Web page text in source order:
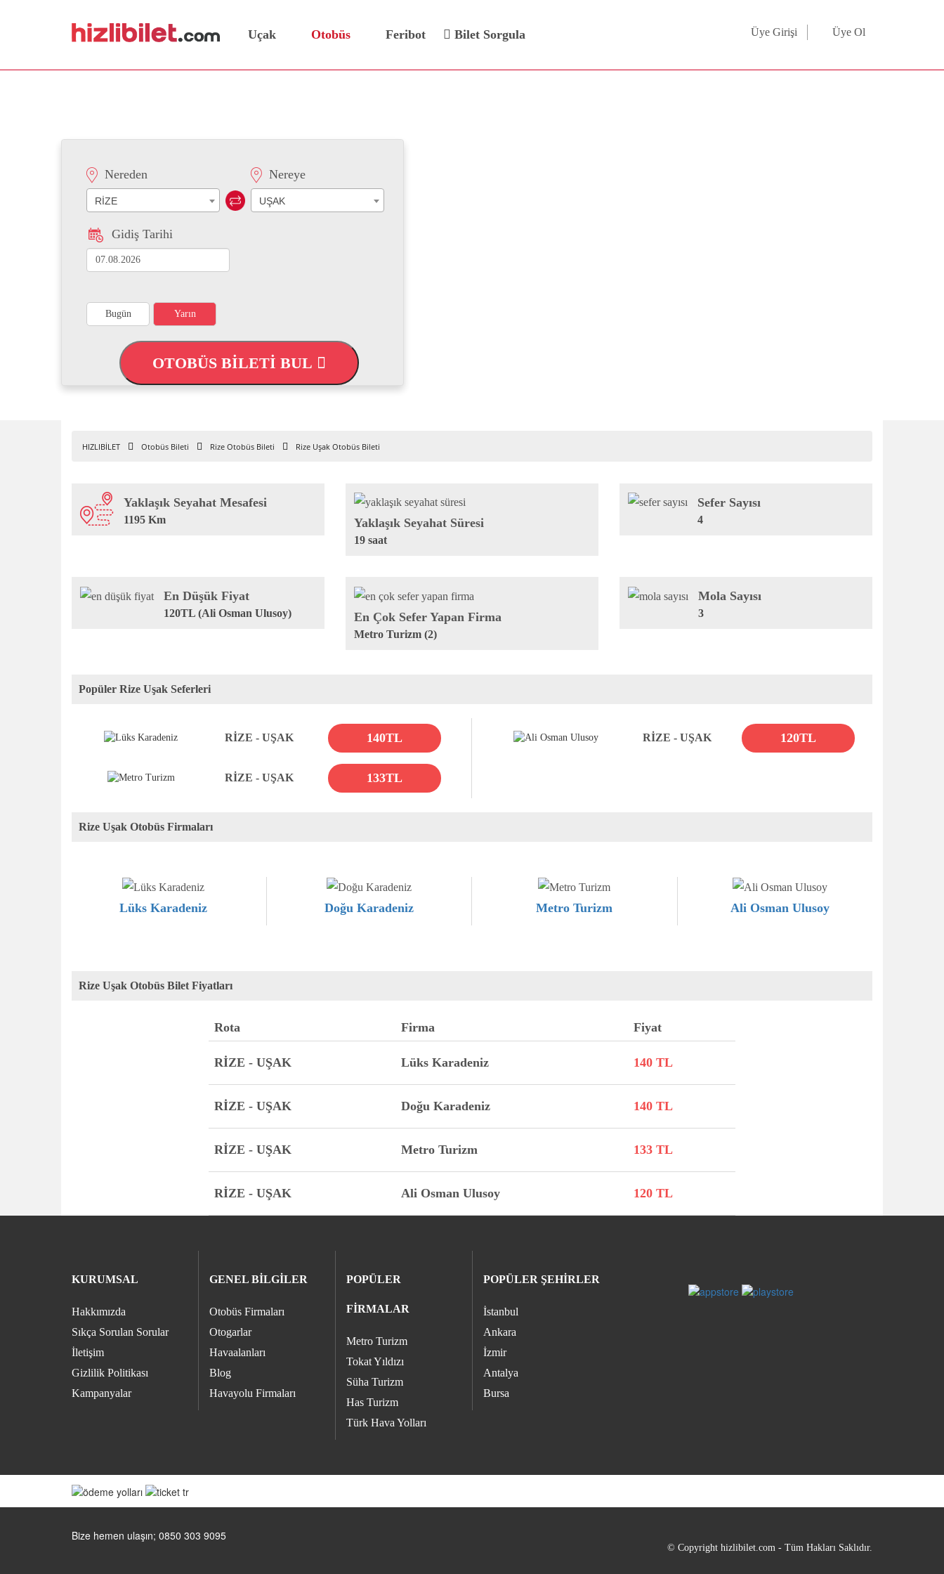
Uçak Otobüs Feribot Bilet Sorgula Üye Girişi Üye Ol
Nereden
RİZE
Nereye
UŞAK
Gidiş Tarihi
Bugün Yarın
OTOBÜS BİLETİ BUL
HIZLIBİLET Otobüs Bileti Rize Otobüs Bileti Rize Uşak Otobüs Bileti
Yaklaşık Seyahat Mesafesi
1195 Km Yaklaşık Seyahat Süresi
19 saat
Sefer Sayısı
4
En Düşük Fiyat
120TL (Ali Osman Ulusoy) En Çok Sefer Yapan Firma
Metro Turizm (2)
Mola Sayısı
3
Popüler Rize Uşak Seferleri
RİZE - UŞAK 140TL
RİZE - UŞAK 133TL
RİZE - UŞAK 120TL
Rize Uşak Otobüs Firmaları
Lüks Karadeniz Doğu Karadeniz Metro Turizm Ali Osman Ulusoy
Rize Uşak Otobüs Bilet Fiyatları
Rota Firma Fiyat
RİZE - UŞAK Lüks Karadeniz 140 TL
RİZE - UŞAK Doğu Karadeniz 140 TL
RİZE - UŞAK Metro Turizm 133 TL
RİZE - UŞAK Ali Osman Ulusoy 120 TL
KURUMSAL
Hakkımızda
Sıkça Sorulan Sorular
İletişim
Gizlilik Politikası
Kampanyalar
GENEL BİLGİLER
Otobüs Firmaları
Otogarlar
Havaalanları
Blog
Havayolu Firmaları
POPÜLER
FİRMALAR
Metro Turizm
Tokat Yıldızı
Süha Turizm
Has Turizm
Türk Hava Yolları
POPÜLER ŞEHİRLER
İstanbul
Ankara
İzmir
Antalya
Bursa
Bize hemen ulaşın; 0850 303 9095
© Copyright hizlibilet.com - Tüm Hakları Saklıdır.